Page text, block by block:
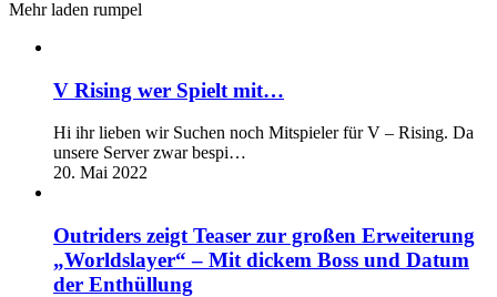
Mehr laden rumpel
V Rising wer Spielt mit…
Hi ihr lieben wir Suchen noch Mitspieler für V – Rising. Da
unsere Server zwar bespi…
20. Mai 2022
Outriders zeigt Teaser zur großen Erweiterung
„Worldslayer“ – Mit dickem Boss und Datum
der Enthüllung